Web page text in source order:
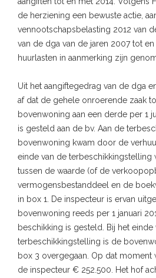
de herziening een bewuste actie,
vennootschapsbelasting 2012 van
van de dga van de jaren 2007 tot en
huurlasten in aanmerking zijn
Uit het aangiftegedrag van de dga
af dat de gehele onroerende zaak
bovenwoning aan een derde per 1
is gesteld aan de bv. Aan de
bovenwoning kwam door de
einde van de terbeschikkingstelling
tussen de waarde (of de
vermogensbestanddeel en de
in box 1. De inspecteur is ervan
bovenwoning reeds per 1 januari
beschikking is gesteld. Bij het einde
terbeschikkingstelling is de
box 3 overgegaan. Op dat moment
de inspecteur € 252.500. Het hof